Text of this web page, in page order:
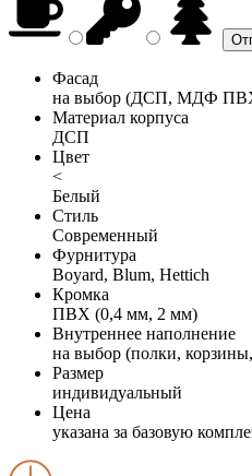
Фасад
на выбор (ДСП, МДФ
Материал корпуса
ДСП
Цвет
<
Белый
Стиль
Современный
Фурнитура
Boyard, Blum, Hettich
Кромка
ПВХ (0,4 мм, 2 мм)
Внутреннее наполнение
на выбор (полки,
Размер
индивидуальный
Цена
указана за базовую